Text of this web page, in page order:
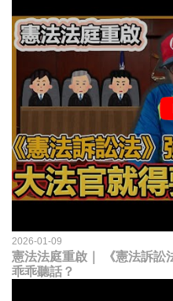
2026-01-09
憲法法庭重啟｜ 《憲法訴訟
乖乖聽話？